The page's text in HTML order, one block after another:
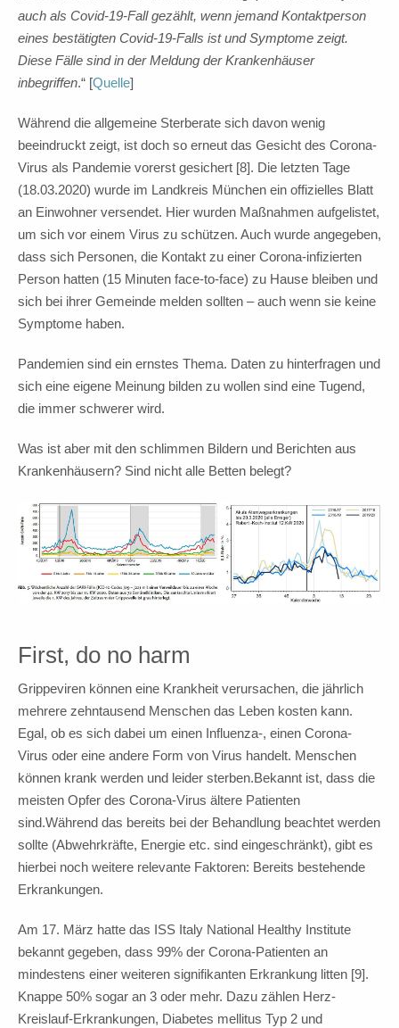
auch als Covid-19-Fall gezählt, wenn jemand Kontaktperson
eines bestätigten Covid-19-Falls ist und Symptome zeigt.
Diese Fälle sind in der Meldung der Krankenhäuser
inbegriffen.“ [Quelle]
Während die allgemeine Sterberate sich davon wenig
beeindruckt zeigt, ist doch so erneut das Gesicht des Corona-
Virus als Pandemie vorerst gesichert [8]. Die letzten Tage
(18.03.2020) wurde im Landkreis München ein offizielles Blatt
an Einwohner versendet. Hier wurden Maßnahmen aufgelistet,
um sich vor einem Virus zu schützen. Auch wurde angegeben,
dass sich Personen, die Kontakt zu einer Corona-infizierten
Person hatten (15 Minuten face-to-face) zu Hause bleiben und
sich bei ihrer Gemeinde melden sollten – auch wenn sie keine
Symptome haben.
Pandemien sind ein ernstes Thema. Daten zu hinterfragen und
sich eine eigene Meinung bilden zu wollen sind eine Tugend,
die immer schwerer wird.
Was ist aber mit den schlimmen Bildern und Berichten aus
Krankenhäusern? Sind nicht alle Betten belegt?
First, do no harm
Grippeviren können eine Krankheit verursachen, die jährlich
mehrere zehntausend Menschen das Leben kosten kann.
Egal, ob es sich dabei um einen Influenza-, einen Corona-
Virus oder eine andere Form von Virus handelt. Menschen
können krank werden und leider sterben.Bekannt ist, dass die
meisten Opfer des Corona-Virus ältere Patienten
sind.Während das bereits bei der Behandlung beachtet werden
sollte (Abwehrkräfte, Energie etc. sind eingeschränkt), gibt es
hierbei noch weitere relevante Faktoren: Bereits bestehende
Erkrankungen.
Am 17. März hatte das ISS Italy National Healthy Institute
bekannt gegeben, dass 99% der Corona-Patienten an
mindestens einer weiteren signifikanten Erkrankung litten [9].
Knappe 50% sogar an 3 oder mehr. Dazu zählen Herz-
Kreislauf-Erkrankungen, Diabetes mellitus Typ 2 und